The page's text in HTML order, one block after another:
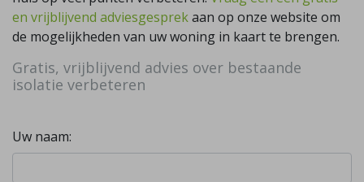
en vrijblijvend adviesgesprekaan op onze website om
de mogelijkheden van uw woning in kaart te brengen.
Gratis, vrijblijvend advies over bestaande
isolatie verbeteren
Uw naam: